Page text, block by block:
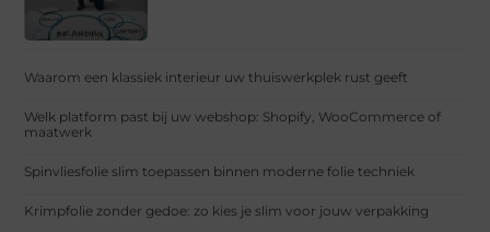
Waarom een klassiek interieur uw thuiswerkplek rust geeft
Welk platform past bij uw webshop: Shopify, WooCommerce of
maatwerk
Spinvliesfolie slim toepassen binnen moderne folie techniek
Krimpfolie zonder gedoe: zo kies je slim voor jouw verpakking